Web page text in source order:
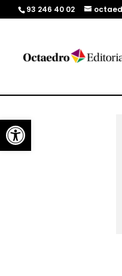
Abrir barra de herramientas
93 246 40 02